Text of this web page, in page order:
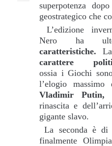
superpotenza
geostrategico che
L’edizione
Nero ha
caratteristiche.
carattere
ossia i Giochi
l’elogio
Vladimir Putin,
rinascita e
gigante slavo.
La seconda è
finalmente